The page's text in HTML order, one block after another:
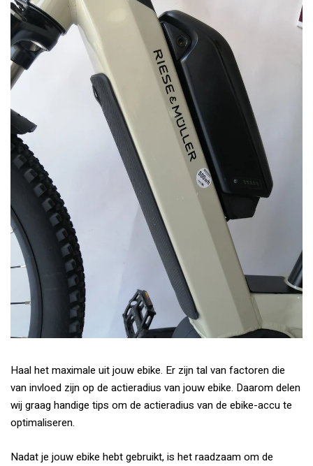
Haal het maximale uit jouw ebike. Er zijn tal van factoren die
van invloed zijn op de actieradius van jouw ebike. Daarom delen
wij graag handige tips om de actieradius van de ebike-accu te
optimaliseren.
Nadat je jouw ebike hebt gebruikt, is het raadzaam om de